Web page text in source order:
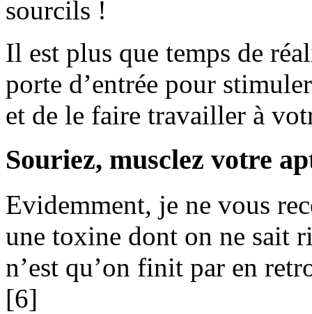
sourcils !
Il est plus que temps de
porte d’entrée pour
et de le faire travailler à
Souriez, musclez votre
Evidemment, je ne vous
une toxine dont on ne sait
n’est qu’on finit par en
[6]